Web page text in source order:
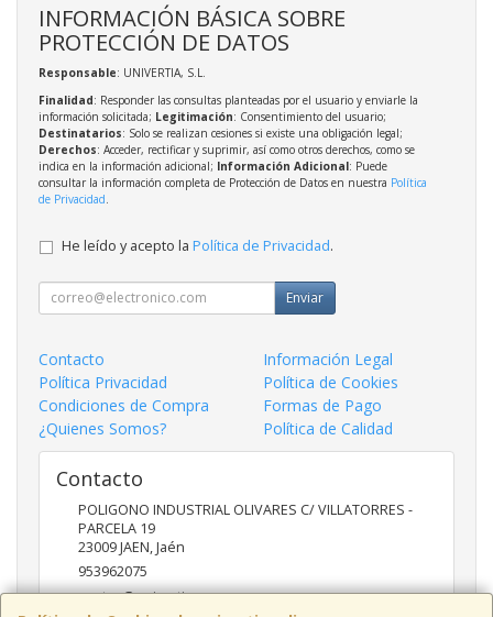
INFORMACIÓN BÁSICA SOBRE
PROTECCIÓN DE DATOS
Responsable: UNIVERTIA, S.L.
Finalidad: Responder las consultas planteadas por el usuario y enviarle la
información solicitada; Legitimación: Consentimiento del usuario;
Destinatarios: Solo se realizan cesiones si existe una obligación legal;
Derechos: Acceder, rectificar y suprimir, así como otros derechos, como se
indica en la información adicional; Información Adicional: Puede
consultar la información completa de Protección de Datos en nuestra Política
de Privacidad
He leído y acepto la Política de Privacidad.
Enviar
Contacto
Información Legal
Política Privacidad
Política de Cookies
Condiciones de Compra
Formas de Pago
¿Quienes Somos?
Política de Calidad
Contacto
POLIGONO INDUSTRIAL OLIVARES C/ VILLATORRES -
PARCELA 19
23009JAEN,Jaén
953962075
ventas@univertia.es